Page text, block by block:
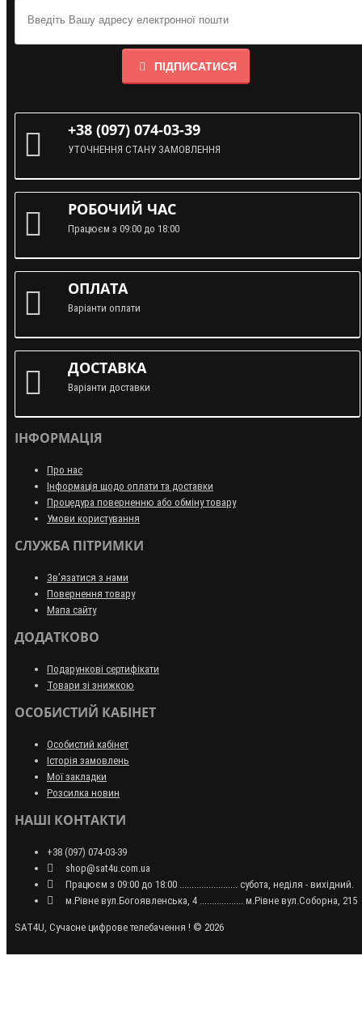
ПІДПИСАТИСЯ
+38 (097) 074-03-39
УТОЧНЕННЯ СТАНУ ЗАМОВЛЕННЯ
РОБОЧИЙ ЧАС
Працюєм з 09:00 до 18:00
ОПЛАТА
Варіанти оплати
ДОСТАВКА
Варіанти доставки
ІНФОРМАЦІЯ
Про нас
Інформація щодо оплати та доставки
Процедура поверненню або обміну товару
Умови користування
СЛУЖБА ПІТРИМКИ
Зв’язатися з нами
Повернення товару
Мапа сайту
ДОДАТКОВО
Подарункові сертифікати
Товари зі знижкою
ОСОБИСТИЙ КАБІНЕТ
Особистий кабінет
Історія замовлень
Мої закладки
Розсилка новин
НАШІ КОНТАКТИ
+38 (097) 074-03-39
shop@sat4u.com.ua
Працюєм з 09:00 до 18:00 ........................ субота, неділя - вихідний.
м.Рівне вул.Богоявленська, 4 .................. м.Рівне вул.Соборна, 215
SAT4U, Сучасне цифрове телебачення ! © 2026